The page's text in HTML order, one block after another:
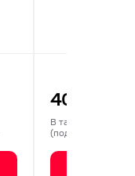
400
В тариф входят:
(подключается